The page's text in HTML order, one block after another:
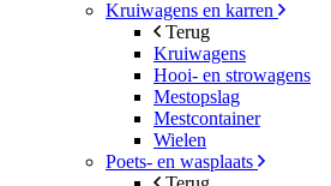
Kruiwagens en karren
Terug
Kruiwagens
Hooi- en strowagens
Mestopslag
Mestcontainer
Wielen
Poets- en wasplaats